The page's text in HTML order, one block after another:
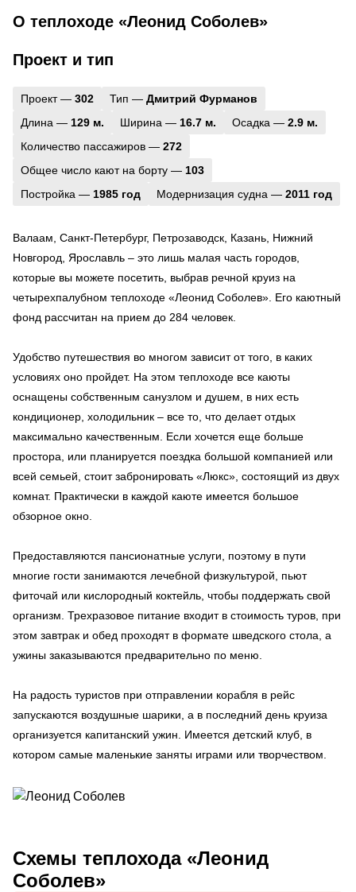
О теплоходе «Леонид Соболев»
Проект и тип
Проект — 302 Тип — Дмитрий Фурманов
Длина — 129 м. Ширина — 16.7 м. Осадка — 2.9 м.
Количество пассажиров — 272
Общее число кают на борту — 103
Постройка — 1985 год Модернизация судна — 2011 год
Валаам, Санкт-Петербург, Петрозаводск, Казань, Нижний
Новгород, Ярославль – это лишь малая часть городов,
которые вы можете посетить, выбрав речной круиз на
четырехпалубном теплоходе «Леонид Соболев». Его каютный
фонд рассчитан на прием до 284 человек.
Удобство путешествия во многом зависит от того, в каких
условиях оно пройдет. На этом теплоходе все каюты
оснащены собственным санузлом и душем, в них есть
кондиционер, холодильник – все то, что делает отдых
максимально качественным. Если хочется еще больше
простора, или планируется поездка большой компанией или
всей семьей, стоит забронировать «Люкс», состоящий из двух
комнат. Практически в каждой каюте имеется большое
обзорное окно.
Предоставляются пансионатные услуги, поэтому в пути
многие гости занимаются лечебной физкультурой, пьют
фиточай или кислородный коктейль, чтобы поддержать свой
организм. Трехразовое питание входит в стоимость туров, при
этом завтрак и обед проходят в формате шведского стола, а
ужины заказываются предварительно по меню.
На радость туристов при отправлении корабля в рейс
запускаются воздушные шарики, а в последний день круиза
организуется капитанский ужин. Имеется детский клуб, в
котором самые маленькие заняты играми или творчеством.
Схемы теплохода «Леонид
Соболев»